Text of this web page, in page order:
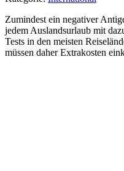
Zumindest ein negativer
jedem Auslandsurlaub mit
Tests in den meisten
müssen daher Extrakosten